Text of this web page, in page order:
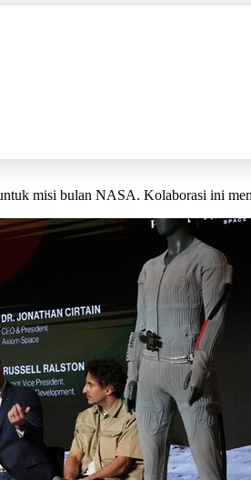
misi bulan NASA. Kolaborasi ini